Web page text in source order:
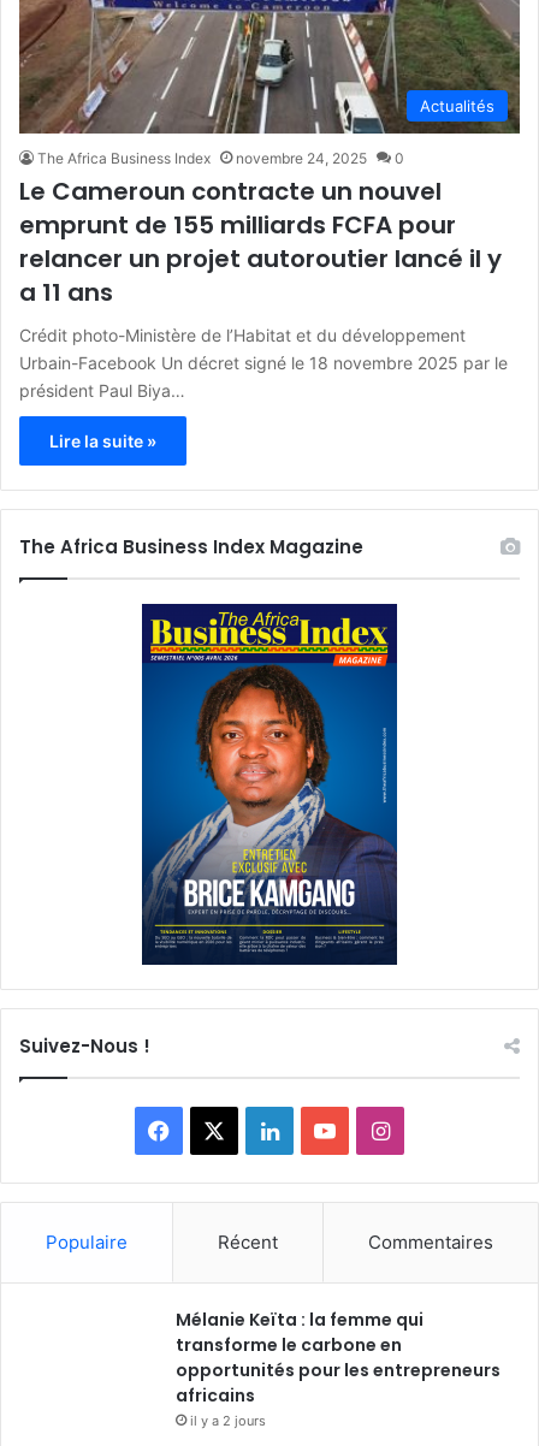
Actualités
The Africa Business Index novembre 24, 2025 0
Le Cameroun contracte un nouvel
emprunt de 155 milliards FCFA pour
relancer un projet autoroutier lancé il y
a 11 ans
Crédit photo-Ministère de l’Habitat et du développement
Urbain-Facebook Un décret signé le 18 novembre 2025 par le
président Paul Biya…
Lire la suite »
The Africa Business Index Magazine
Suivez-Nous !
a
b
o
o
L
i
e
d
o
u
b
I
n
a
g
Populaire Récent Commentaires
Mélanie Keïta : la femme qui
transforme le carbone en
opportunités pour les entrepreneurs
africains
il y a 2 jours